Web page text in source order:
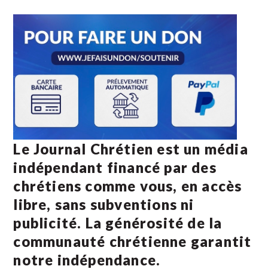
Le Journal Chrétien est un média
indépendant financé par des
chrétiens comme vous, en accès
libre, sans subventions ni
publicité. La générosité de la
communauté chrétienne garantit
notre indépendance.